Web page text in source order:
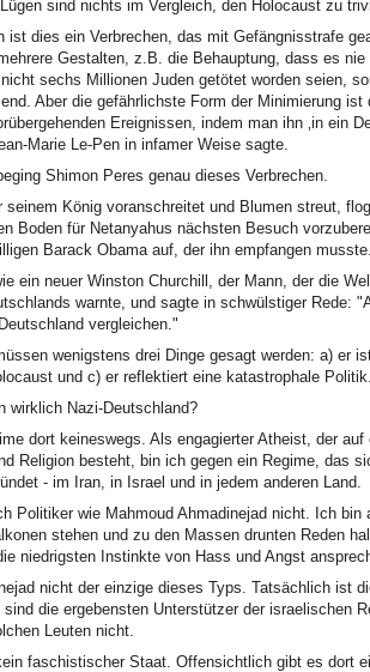
sind nichts im Vergleich, den Holocaust zu
ist dies ein Verbrechen, das mit Gefängnisstrafe
Gestalten, z.B. die Behauptung, dass es nie
sechs Millionen Juden getötet worden seien,
Aber die gefährlichste Form der Minimierung ist
Ereignissen, indem man ihn ‚in ein
Marie Le-Pen in infamer Weise sagte.
Shimon Peres genau dieses Verbrechen.
seinem König voranschreitet und Blumen streut,
Boden für Netanyahus nächsten Besuch
Barack Obama auf, der ihn empfangen musste.
ein neuer Winston Churchill, der Mann, der die
warnte, und sagte in schwülstiger Rede:
vergleichen."
wenigstens drei Dinge gesagt werden: a) er
und c) er reflektiert eine katastrophale Politik.
wirklich Nazi-Deutschland?
dort keineswegs. Als engagierter Atheist, der auf
Religion besteht, bin ich gegen ein Regime, das
- im Iran, in Israel und in jedem anderen Land.
Politiker wie Mahmoud Ahmadinejad nicht. Ich bin
stehen und zu den Massen drunten Reden
niedrigsten Instinkte von Hass und Angst
nicht der einzige dieses Typs. Tatsächlich ist
die ergebensten Unterstützer der israelischen
Leuten nicht.
faschistischer Staat. Offensichtlich gibt es dort